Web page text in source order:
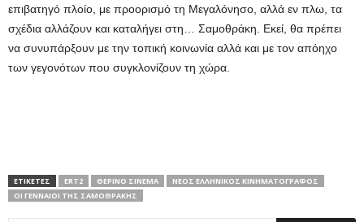
επιβατηγό πλοίο, με προορισμό τη Μεγαλόνησο, αλλά εν πλω, τα
σχέδια αλλάζουν και καταλήγει στη… Σαμοθράκη. Εκεί, θα πρέπει
να συνυπάρξουν με την τοπική κοινωνία αλλά και με τον απόηχο
των γεγονότων που συγκλονίζουν τη χώρα.
ΕΤΙΚΕΤΕΣ ERT2 ΘΕΡΙΝΟ ΣΙΝΕΜΑ
ΝΕΟΣ ΕΛΛΗΝΙΚΟΣ ΚΙΝΗΜΑΤΟΓΡΑΦΟΣ
ΟΙ ΓΕΝΝΑΊΟΙ ΤΗΣ ΣΑΜΟΘΡΆΚΗΣ